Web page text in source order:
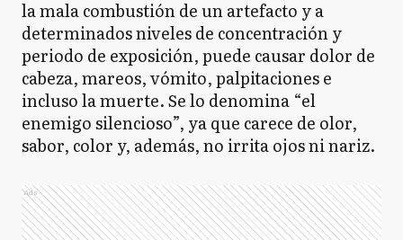
la mala combustión de un artefacto y a
determinados niveles de concentración y
periodo de exposición, puede causar dolor de
cabeza, mareos, vómito, palpitaciones e
incluso la muerte. Se lo denomina “el
enemigo silencioso”, ya que carece de olor,
sabor, color y, además, no irrita ojos ni nariz.
Ads